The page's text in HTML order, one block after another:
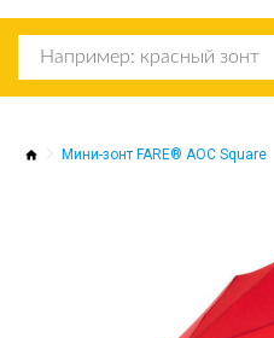
Мини-зонт FARE® AOC Square